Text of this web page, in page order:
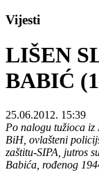
Vijesti
LIŠEN
BABIĆ
25.06.2012. 15:39
Po nalogu tužioca iz
BiH, ovlašteni
zaštitu-SIPA, jutros
Babića, rođenog